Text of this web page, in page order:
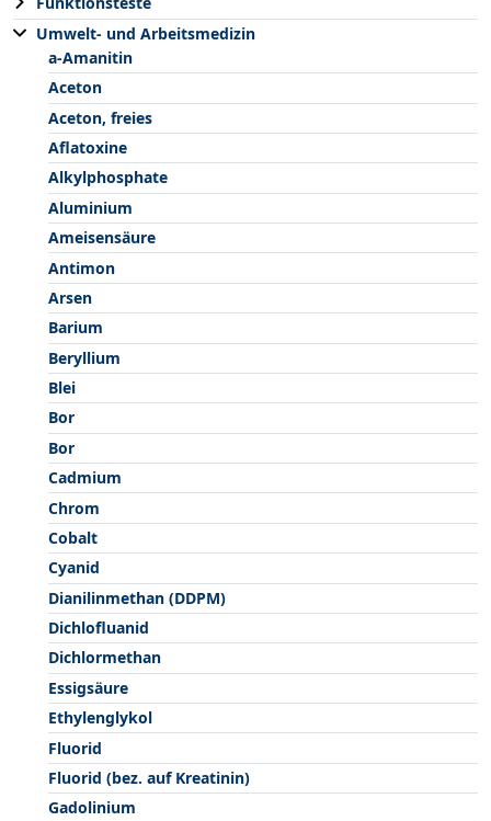
Umwelt- und Arbeitsmedizin
a-Amanitin
Aceton
Aceton, freies
Aflatoxine
Alkylphosphate
Aluminium
Ameisensäure
Antimon
Arsen
Barium
Beryllium
Blei
Bor
Bor
Cadmium
Chrom
Cobalt
Cyanid
Dianilinmethan (DDPM)
Dichlofluanid
Dichlormethan
Essigsäure
Ethylenglykol
Fluorid
Fluorid (bez. auf Kreatinin)
Gadolinium